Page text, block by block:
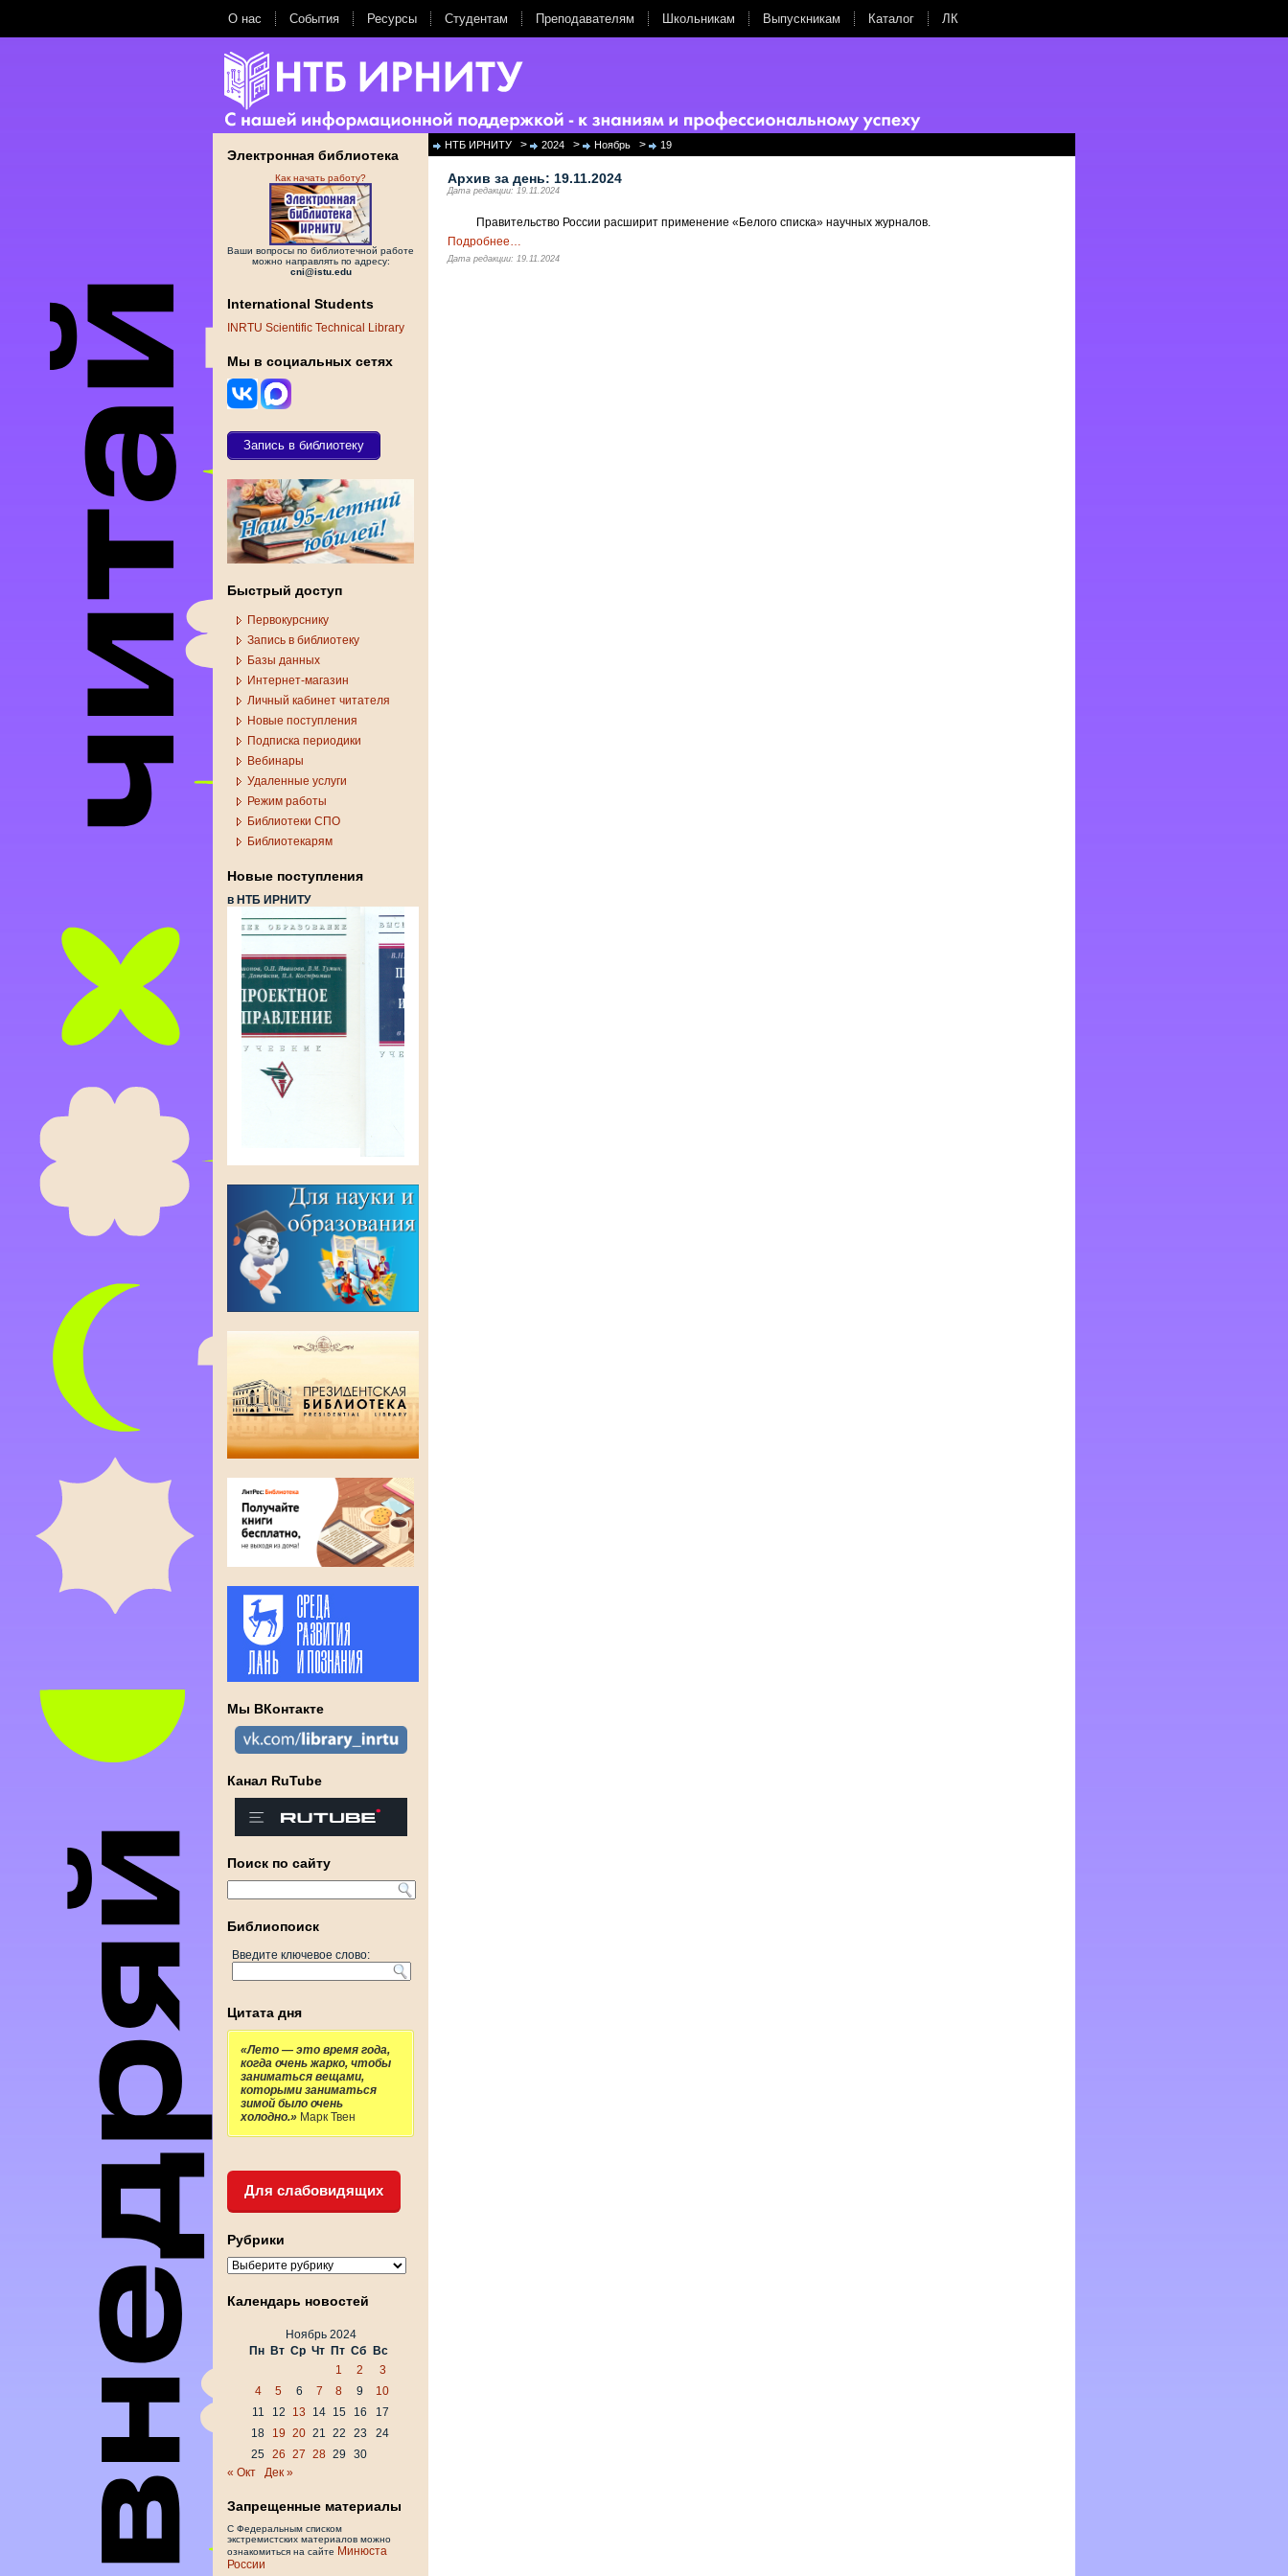
О нас События Ресурсы Студентам Преподавателям Школьникам Выпускникам Каталог ЛК
Электронная библиотека
Как начать работу?
Ваши вопросы по библиотечной работе
можно направлять по адресу:
cni@istu.edu
International Students
INRTU Scientific Technical Library
Мы в социальных сетях
Запись в библиотеку
Быстрый доступ
Первокурснику
Запись в библиотеку
Базы данных
Интернет-магазин
Личный кабинет читателя
Новые поступления
Подписка периодики
Вебинары
Удаленные услуги
Режим работы
Библиотеки СПО
Библиотекарям
Новые поступления
в НТБ ИРНИТУ
Мы ВКонтакте
Канал RuTube
Поиск по сайту
Библиопоиск
Введите ключевое слово:
Цитата дня
«Лето — это время года,
когда очень жарко, чтобы
заниматься вещами,
которыми заниматься
зимой было очень
холодно.» Марк Твен
Для слабовидящих
Рубрики
Рубрики
Календарь новостей
Ноябрь 2024
Пн Вт Ср Чт Пт Сб
Вс
1
2
3
4
5 6 7 8 9
10
11
12 13 14 15 16
17
18
19 20 21 22 23
24
25 26 27 28 29
30
« Окт
Дек »
Запрещенные материалы
С Федеральным списком
экстремистских материалов можно
ознакомиться на сайте Минюста
России
НТБ ИРНИТУ > 2024 > Ноябрь > 19
Архив за день: 19.11.2024
Дата редакции: 19.11.2024
Правительство России расширит применение «Белого списка» научных журналов.
Подробнее…
Дата редакции: 19.11.2024